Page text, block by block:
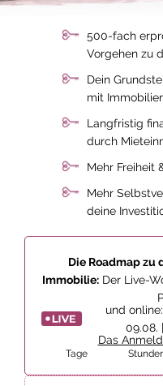
500-fach
Vorgehen zu
Dein
mit
Langfristig
durch
Mehr Freiheit
Mehr
deine
Die Roadmap zu
Immobilie:Der Live-
und
09.08.
Das
Tage